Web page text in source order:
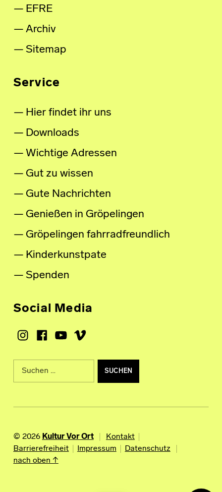
EFRE
Archiv
Sitemap
Service
Hier findet ihr uns
Downloads
Wichtige Adressen
Gut zu wissen
Gute Nachrichten
Genießen in Gröpelingen
Gröpelingen fahrradfreundlich
Kinderkunstpate
Spenden
Social Media
Instagram
Facebook
Youtube
Vimeo
Suche nach:
© 2026 Kultur Vor Ort
Kontakt
Barrierefreiheit
Impressum
Datenschutz
nach oben ↑